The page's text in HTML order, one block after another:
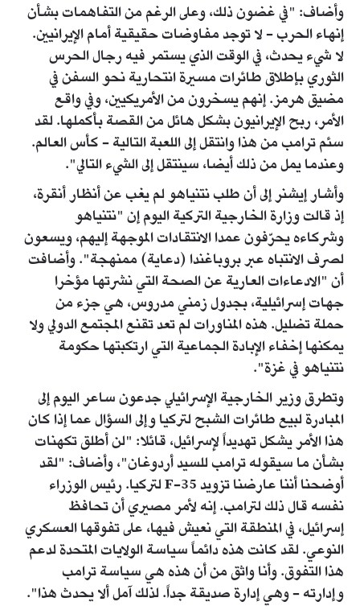
وأضاف: "في غضون ذلك، وعلى الرغم من التفاهمات بشأن
إنهاء الحرب - لا توجد مفاوضات حقيقية أمام الإيرانيين.
لا شيء يحدث، في الوقت الذي يستمر فيه رجال الحرس
الثوري بإطلاق طائرات مسيرة انتحارية نحو السفن في
مضيق هرمز. إنهم يسخرون من الأمريكيين، وفي واقع
الأمر، ربح الإيرانيون بشكل هائل من القصة بأكملها. لقد
سئم ترامب من هذا وانتقل إلى اللعبة التالية - كأس العالم.
وعندما يمل من ذلك أيضا، سينتقل إلى الشيء التالي".
وأشار إيشنر إلى أن طلب نتنياهو لم يغب عن أنظار أنقرة،
إذ قالت وزارة الخارجية التركية اليوم إن "نتنياهو
وشركاءه يحرّفون عمدا الانتقادات الموجهة إليهم، ويسعون
لصرف الانتباه عبر بروباغندا (دعاية) ممنهجة". وأضافت
أن "الادعاءات العارية عن الصحة التي نشرتها مؤخرا
جهات إسرائيلية، بجدول زمني مدروس، هي جزء من
حملة تضليل. هذه المناورات لم تعد تقنع المجتمع الدولي ولا
يمكنها إخفاء الإبادة الجماعية التي ارتكبتها حكومة
نتنياهو في غزة".
وتطرق وزير الخارجية الإسرائيلي جدعون ساعر اليوم إلى
المبادرة لبيع طائرات الشبح لتركيا وإلى السؤال عما إذا كان
هذا الأمر يشكل تهديداً لإسرائيل، قائلا: "لن أطلق تكهنات
بشأن ما سيقوله ترامب للسيد أردوغان"، وأضاف: "لقد
أوضحنا أننا عارضنا تزويد F-35 لتركيا. رئيس الوزراء
نفسه قال ذلك لترامب. إنه لأمر مصيري أن تحافظ
إسرائيل، في المنطقة التي نعيش فيها، على تفوقها العسكري
النوعي. لقد كانت هذه دائماً سياسة الولايات المتحدة لدعم
هذا التفوق. وأنا واثق من أن هذه هي سياسة ترامب
وإدارته - وهي إدارة صديقة جداً. لذلك آمل ألا يحدث هذا".